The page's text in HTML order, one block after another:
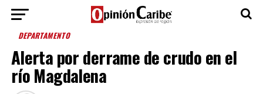
DEPARTAMENTO
Alerta por derrame de crudo en el
río Magdalena